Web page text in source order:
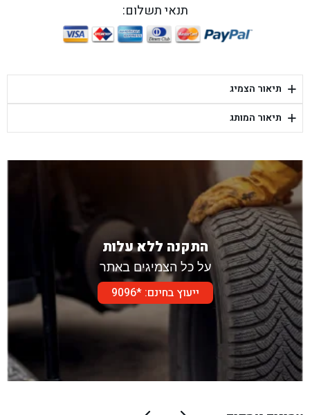
בן גל - היובלים 26, הוד השרון - הוד השרון
בן גל - יפת 88, תל אביב יפו - תל אביב
בן גל - דור אלון הר טוב - בית שמש
תנאי תשלום:
+ תיאור הצמיג
+ תיאור המותג
התקנה ללא עלות
על כל הצמיגים באתר
ייעוץ בחינם: *9096